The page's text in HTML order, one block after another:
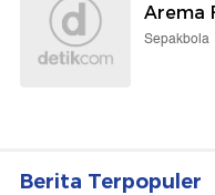
Arema
Sepakbola
Berita Terpopuler